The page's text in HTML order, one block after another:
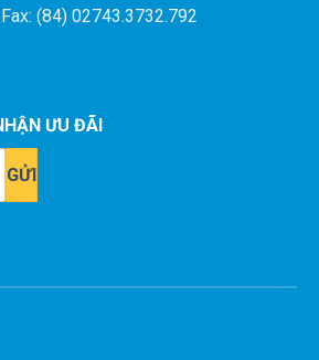
(84) 02743.3732.792
ƯU ĐÃI